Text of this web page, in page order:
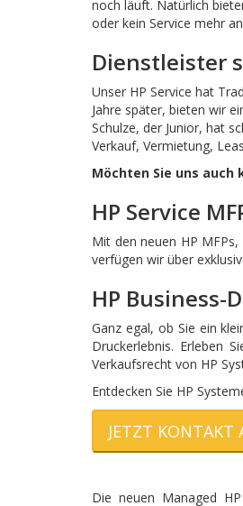
noch läuft. Natürlich
oder kein Service mehr
Dienstleister
Unser HP Service hat
Jahre später, bieten wir
Schulze, der Junior, hat
Verkauf, Vermietung,
Möchten Sie uns auch
HP Service
Mit den neuen HP
verfügen wir über
HP
Ganz egal, ob Sie ein
Druckerlebnis. Erleben
Verkaufsrecht von HP
Entdecken Sie HP
JETZT KONTAKT
Die neuen Managed